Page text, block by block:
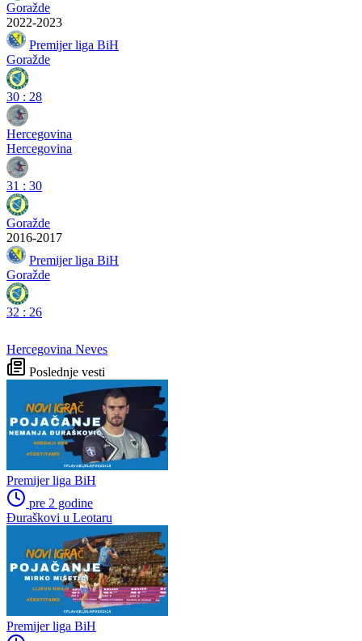
Goražde
2022-2023
Premijer liga BiH
Goražde
30 : 28
Hercegovina
Hercegovina
31 : 30
Goražde
2016-2017
Premijer liga BiH
Goražde
32 : 26
Hercegovina Neves
Poslednje vesti
Premijer liga BiH
pre 2 godine
Đuraškovi u Leotaru
Premijer liga BiH